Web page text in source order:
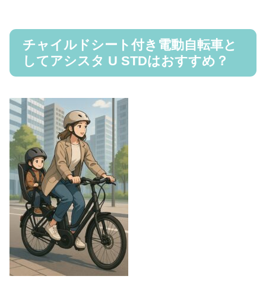
チャイルドシート付き電動自転車と
してアシスタ U STDはおすすめ？